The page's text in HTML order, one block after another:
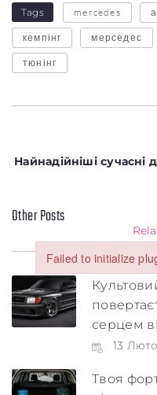
Tags mercedes
кемпінг мерседес
тюнінг
Найнадійніші
Other Posts
серцем
13
Твоя
Заголовок
Стаття
Failed to initialize
Failed to initialize